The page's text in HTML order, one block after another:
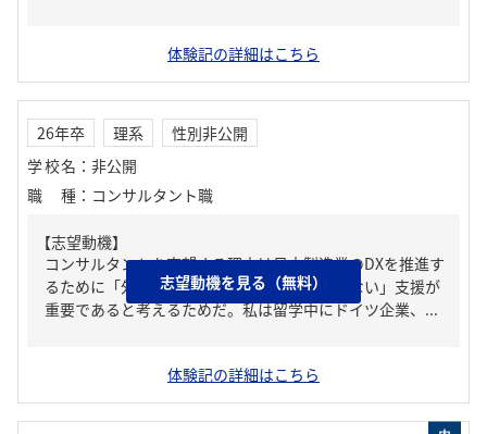
体験記の詳細はこちら
26年卒 理系
性別非公開
学校名 ： 非公開
職種 ： コンサルタント職
【志望動機】
コンサルタントを志望する理由は日本製造業のDXを推進す
るために「外部から」「一つの企業に留まらない」支援が
重要であると考えるためだ。私は留学中にドイツ企業、...
体験記の詳細はこちら
志望動機を見る（無料）